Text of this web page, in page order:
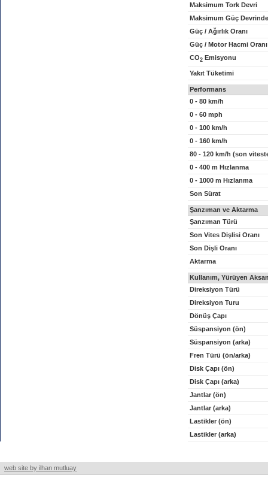
Maksimum Tork Devri
Maksimum Güç
Güç / Ağırlık Oranı
Güç / Motor Hacmi Oranı
CO2 Emisyonu
Yakıt Tüketimi
Performans
0 - 80 km/h
0 - 60 mph
0 - 100 km/h
0 - 160 km/h
80 - 120 km/h (son
0 - 400 m Hızlanma
0 - 1000 m Hızlanma
Son Sürat
Şanzıman ve Aktarma
Şanzıman Türü
Son Vites Dişlisi Oranı
Son Dişli Oranı
Aktarma
Kullanım, Yürüyen
Direksiyon Türü
Direksiyon Turu
Dönüş Çapı
Süspansiyon (ön)
Süspansiyon (arka)
Fren Türü (ön/arka)
Disk Çapı (ön)
Disk Çapı (arka)
Jantlar (ön)
Jantlar (arka)
Lastikler (ön)
Lastikler (arka)
web site by ilhan mutluay